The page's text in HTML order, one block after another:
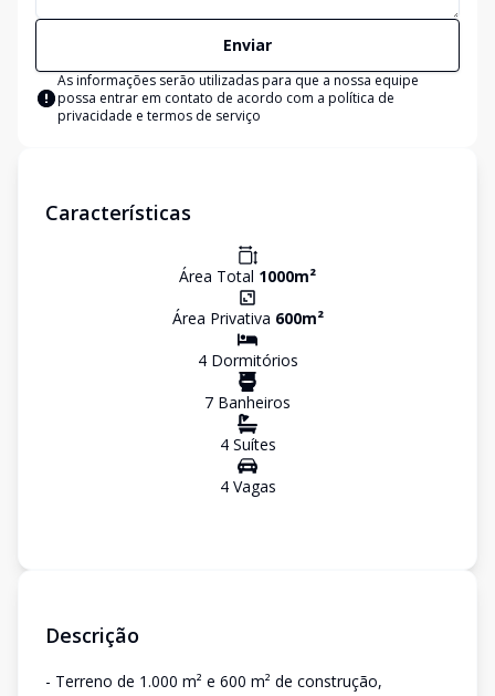
Enviar
As informações serão utilizadas para que a nossa equipe
possa entrar em contato de acordo com a política de
privacidade e termos de serviço
Características
Área Total 1000m²
Área Privativa 600m²
4Dormitórios
7 Banheiros
4Suítes
4Vagas
Descrição
- Terreno de 1.000 m² e 600 m² de construção,